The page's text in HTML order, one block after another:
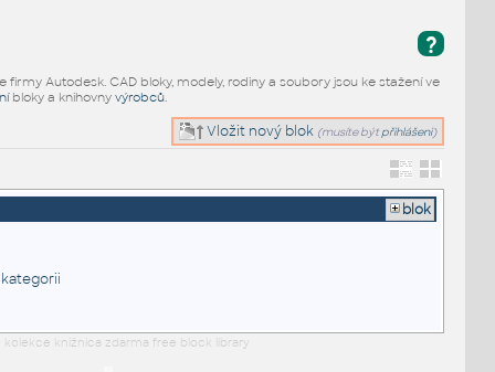
?
firmy Autodesk. CAD bloky, modely, rodiny a soubory jsou ke stažení ve
bloky a knihovny výrobců.
Vložit nový blok (musíte být přihlášeni)
blok
knižnica zdarma free block library